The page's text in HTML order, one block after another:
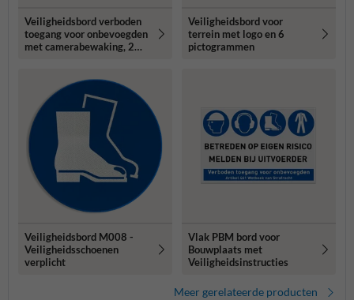
Veiligheidsbord verboden
toegang voor onbevoegden
met camerabewaking, 2
Veiligheidsbord voor
terrein met logo en 6
pictogrammen
Veiligheidsbord M008 -
Veiligheidsschoenen
verplicht
Vlak PBM bord voor
Bouwplaats met
Veiligheidsinstructies
Meer gerelateerde producten